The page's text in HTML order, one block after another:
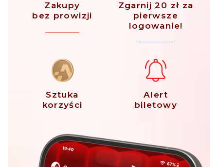
Zakupy
bez prowizji
Zgarnij 20 zł za
pierwsze
logowanie!
Sztuka
korzyści
Alert
biletowy